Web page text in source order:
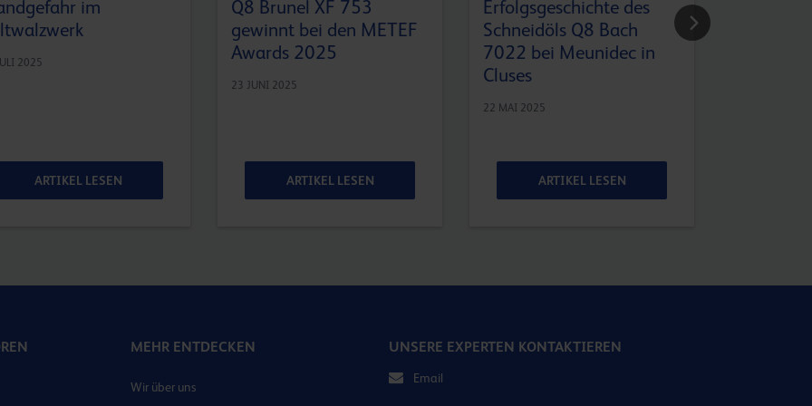
im
2025
ARTIKEL LESEN
Q8 Brunel XF 753
gewinnt bei den METEF
Awards 2025
23 JUNI 2025
ARTIKEL LESEN
Erfolgsgeschichte des
Schneidöls Q8 Bach
7022 bei Meunidec in
Cluses
22 MAI 2025
ARTIKEL LESEN
MEHR ENTDECKEN
Wir über uns
UNSERE EXPERTEN KONTAKTIEREN
Email